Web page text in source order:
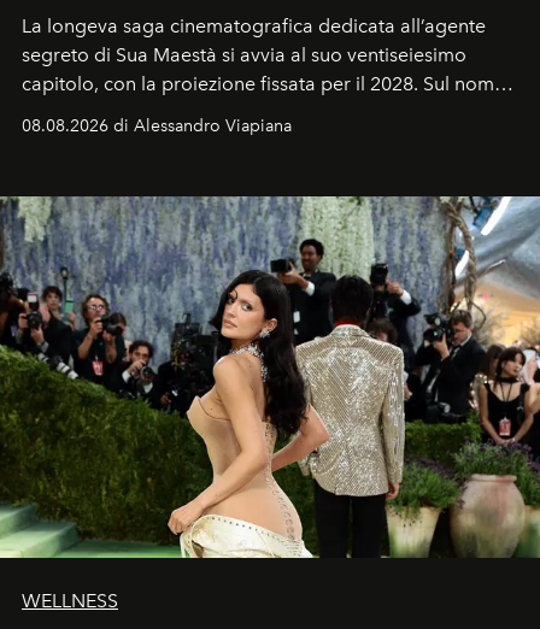
La longeva saga cinematografica dedicata all’agente
segreto di Sua Maestà si avvia al suo ventiseiesimo
capitolo, con la proiezione fissata per il 2028. Sul nome
dell’attore chiamato a raccogliere l’eredità di Daniel
Craig, però, regna ancora il più assoluto riserbo.
08.08.2026 di Alessandro Viapiana
WELLNESS